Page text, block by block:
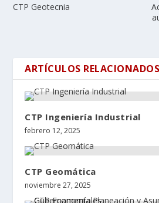
CTP Geotecnia
ARTÍCULOS RELACIONADOS
CTP Ingeniería Industrial
febrero 12, 2025
CTP Geomática
noviembre 27, 2025